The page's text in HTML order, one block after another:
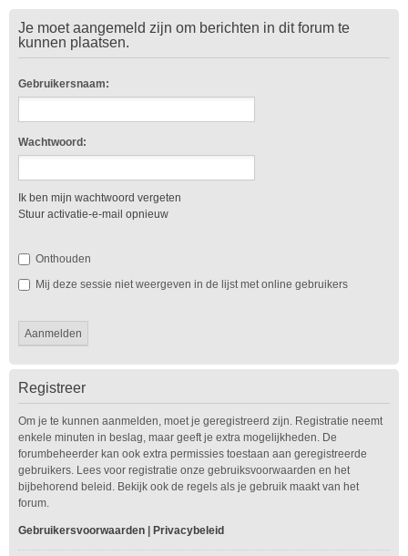
Je moet aangemeld zijn om berichten in dit forum te
kunnen plaatsen.
Gebruikersnaam:
Wachtwoord:
Ik ben mijn wachtwoord vergeten
Stuur activatie-e-mail opnieuw
Onthouden
Mij deze sessie niet weergeven in de lijst met online gebruikers
Registreer
Om je te kunnen aanmelden, moet je geregistreerd zijn. Registratie neemt
enkele minuten in beslag, maar geeft je extra mogelijkheden. De
forumbeheerder kan ook extra permissies toestaan aan geregistreerde
gebruikers. Lees voor registratie onze gebruiksvoorwaarden en het
bijbehorend beleid. Bekijk ook de regels als je gebruik maakt van het
forum.
Gebruikersvoorwaarden Privacybeleid